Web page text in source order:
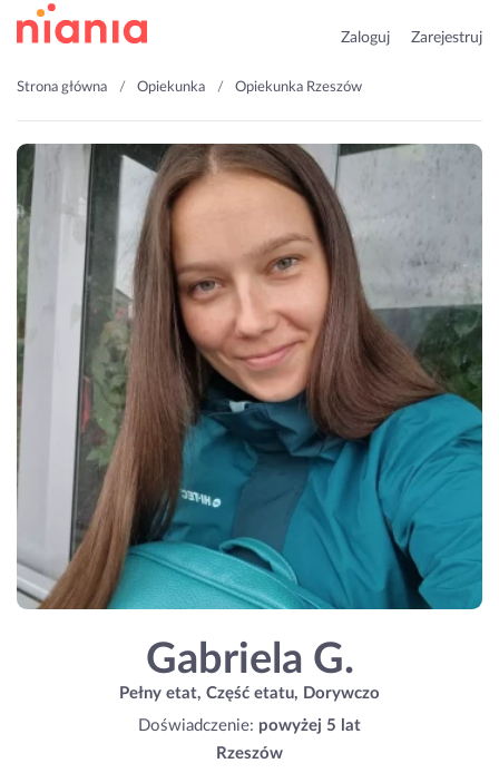
Zaloguj Zarejestruj
Strona główna Opiekunka Opiekunka Rzeszów
Gabriela G.
Pełny etat, Część etatu, Dorywczo
Doświadczenie: powyżej 5 lat
Rzeszów